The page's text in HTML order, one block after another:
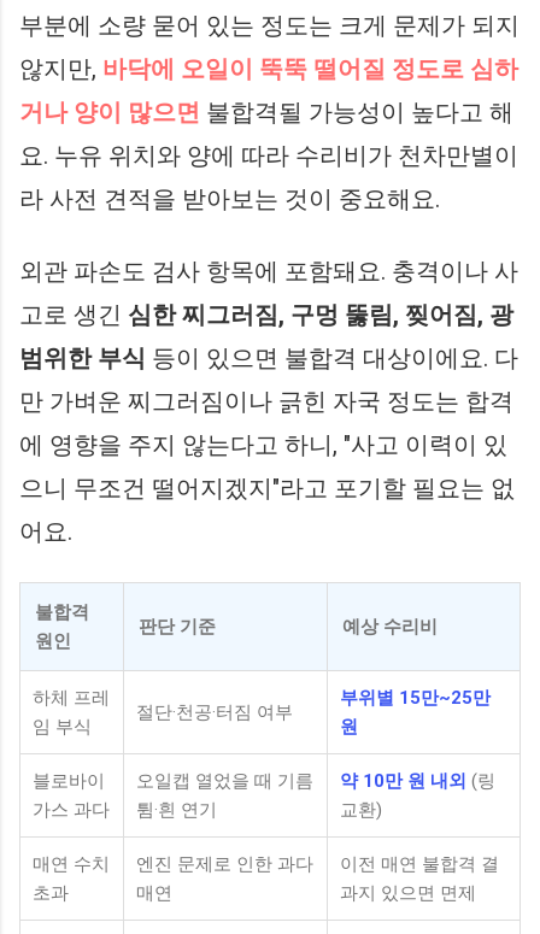
부분에 소량 묻어 있는 정도는 크게 문제가 되지
않지만, 바닥에 오일이 뚝뚝 떨어질 정도로 심하
거나 양이 많으면 불합격될 가능성이 높다고 해
요. 누유 위치와 양에 따라 수리비가 천차만별이
라 사전 견적을 받아보는 것이 중요해요.
외관 파손도 검사 항목에 포함돼요. 충격이나 사
고로 생긴 심한 찌그러짐, 구멍 뚫림, 찢어짐, 광
범위한 부식 등이 있으면 불합격 대상이에요. 다
만 가벼운 찌그러짐이나 긁힌 자국 정도는 합격
에 영향을 주지 않는다고 하니, "사고 이력이 있
으니 무조건 떨어지겠지"라고 포기할 필요는 없
어요.
불합격
원인
판단 기준 예상 수리비
하체 프레
임 부식
절단·천공·터짐 여부
부위별 15만~25만
원
블로바이
가스 과다
오일캡 열었을 때 기름
튐·흰 연기
약 10만 원 내외 (링
교환)
매연 수치
초과
엔진 문제로 인한 과다
매연
이전 매연 불합격 결
과지 있으면 면제